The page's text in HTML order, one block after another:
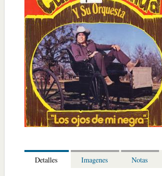
Detalles Imagenes Notas